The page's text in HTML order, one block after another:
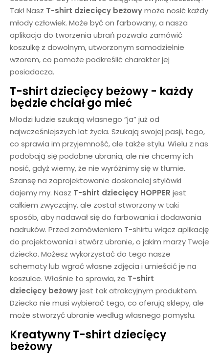
Tak! Nasz T-shirt dziecięcy beżowymoże nosić każdy
młody człowiek. Może być on farbowany, a nasza
aplikacja do tworzenia ubrań pozwala zamówić
koszulkę z dowolnym, utworzonym samodzielnie
wzorem, co pomoże podkreślić charakter jej
posiadacza.
T-shirt dziecięcy beżowy - każdy
będzie chciał go mieć
Młodzi ludzie szukają własnego “ja” już od
najwcześniejszych lat życia. Szukają swojej pasji, tego,
co sprawia im przyjemność, ale także stylu. Wielu z nas
podobają się podobne ubrania, ale nie chcemy ich
nosić, gdyż wiemy, że nie wyróżnimy się w tłumie.
Szansę na zaprojektowanie doskonałej stylówki
dajemy my. Nasz T-shirt dziecięcy HOPPER jest
całkiem zwyczajny, ale został stworzony w taki
sposób, aby nadawał się do farbowania i dodawania
nadruków. Przed zamówieniem T-shirtu włącz aplikację
do projektowania i stwórz ubranie, o jakim marzy Twoje
dziecko. Możesz wykorzystać do tego nasze
schematy lub wgrać własne zdjęcia i umieścić je na
koszulce. Właśnie to sprawia, że T-shirt
dziecięcy beżowyjest tak atrakcyjnym produktem.
Dziecko nie musi wybierać tego, co oferują sklepy, ale
może stworzyć ubranie według własnego pomysłu.
KreatywnyT-shirt dziecięcy
beżowy